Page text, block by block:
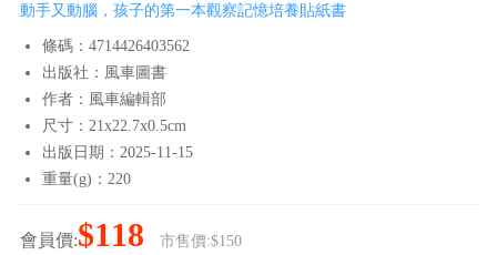
動手又動腦，孩子的第一本觀察記憶培養貼紙書
條碼：4714426403562
出版社：風車圖書
作者：風車編輯部
尺寸：21x22.7x0.5cm
出版日期：2025-11-15
重量(g)：220
會員價:$118 市售價:$150